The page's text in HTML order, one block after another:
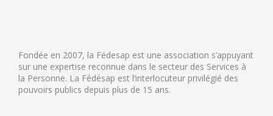
Fondée en 2007, la Fédesap est une association s’appuyant
sur une expertise reconnue dans le secteur des Services à
la Personne. La Fédésap est l’interlocuteur privilégié des
pouvoirs publics depuis plus de 15 ans.